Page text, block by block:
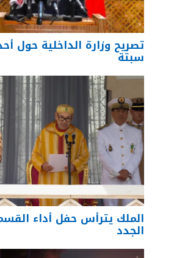
تصريح وزارة الداخلية حول
سبتة
الملك يترأس حفل أداء
الجدد